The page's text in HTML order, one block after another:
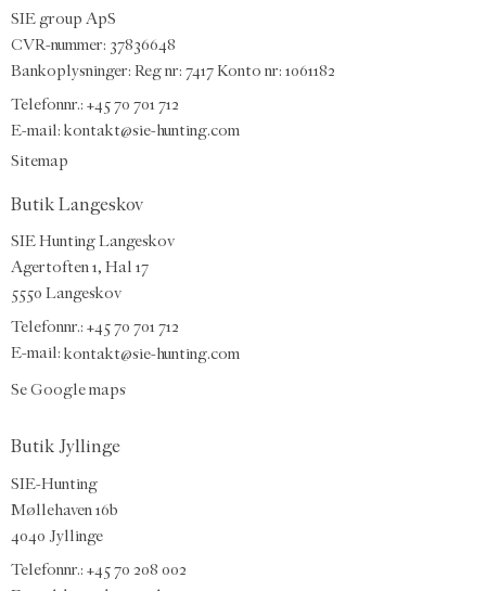
SIE group ApS
CVR-nummer: 37836648
Bankoplysninger: Reg nr: 7417 Konto nr: 1061182
Telefonnr.: +45 70 701 712
E-mail: kontakt@sie-hunting.com
Sitemap
Butik Langeskov
SIE Hunting Langeskov
Agertoften 1, Hal 17
5550 Langeskov
Telefonnr.: +45 70 701 712
E-mail: kontakt@sie-hunting.com
Se Google maps
Butik Jyllinge
SIE-Hunting
Møllehaven 16b
4040 Jyllinge
Telefonnr.: +45 70 208 002